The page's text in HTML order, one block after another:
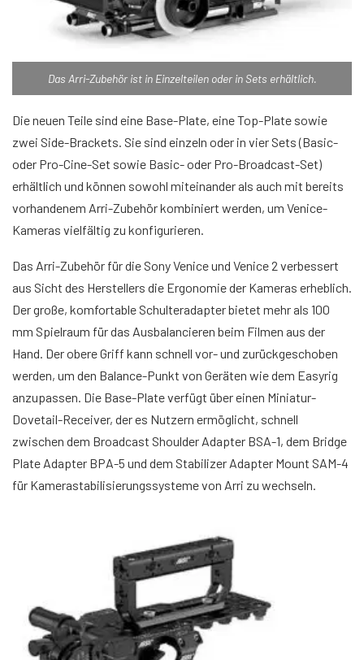
Das Arri-Zubehör ist in Einzelteilen oder in Sets erhältlich.
Die neuen Teile sind eine Base-Plate, eine Top-Plate sowie
zwei Side-Brackets. Sie sind einzeln oder in vier Sets (Basic-
oder Pro-Cine-Set sowie Basic- oder Pro-Broadcast-Set)
erhältlich und können sowohl miteinander als auch mit bereits
vorhandenem Arri-Zubehör kombiniert werden, um Venice-
Kameras vielfältig zu konfigurieren.
Das Arri-Zubehör für die Sony Venice und Venice 2 verbessert
aus Sicht des Herstellers die Ergonomie der Kameras erheblich.
Der große, komfortable Schulteradapter bietet mehr als 100
mm Spielraum für das Ausbalancieren beim Filmen aus der
Hand. Der obere Griff kann schnell vor- und zurückgeschoben
werden, um den Balance-Punkt von Geräten wie dem Easyrig
anzupassen. Die Base-Plate verfügt über einen Miniatur-
Dovetail-Receiver, der es Nutzern ermöglicht, schnell
zwischen dem Broadcast Shoulder Adapter BSA-1, dem Bridge
Plate Adapter BPA-5 und dem Stabilizer Adapter Mount SAM-4
für Kamerastabilisierungssysteme von Arri zu wechseln.